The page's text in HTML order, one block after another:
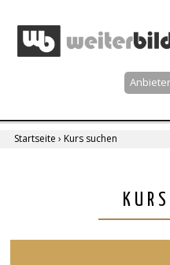
navigation
Suche
Startseite › Kurs suchen